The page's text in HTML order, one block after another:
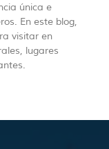
única e
En este blog,
visitar en
lugares